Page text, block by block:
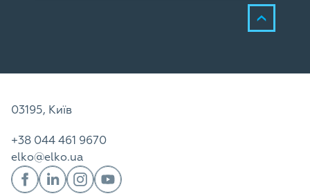
03195, Київ
+38 044 461 9670
elko@elko.ua